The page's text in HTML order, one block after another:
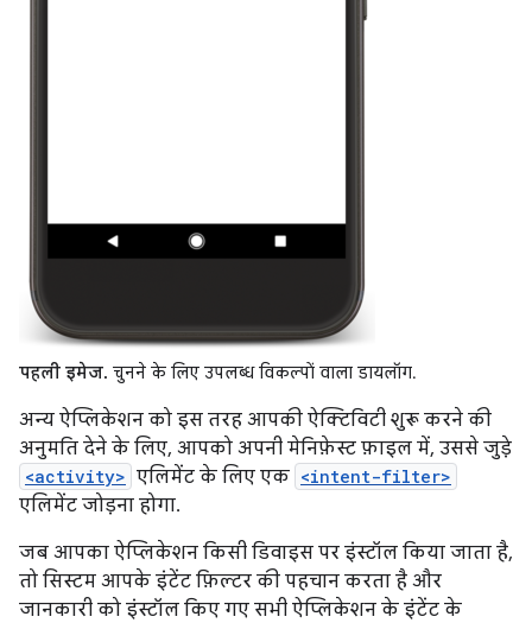
पहली इमेज. चुनने के लिए उपलब्ध विकल्पों वाला डायलॉग.
अन्य ऐप्लिकेशन को इस तरह आपकी ऐक्टिविटी शुरू करने की
अनुमति देने के लिए, आपको अपनी मेनिफ़ेस्ट फ़ाइल में, उससे जुड़े
<activity> एलिमेंट के लिए एक <intent-filter>
एलिमेंट जोड़ना होगा.
जब आपका ऐप्लिकेशन किसी डिवाइस पर इंस्टॉल किया जाता है,
तो सिस्टम आपके इंटेंट फ़िल्टर की पहचान करता है और
जानकारी को इंस्टॉल किए गए सभी ऐप्लिकेशन के इंटेंट के